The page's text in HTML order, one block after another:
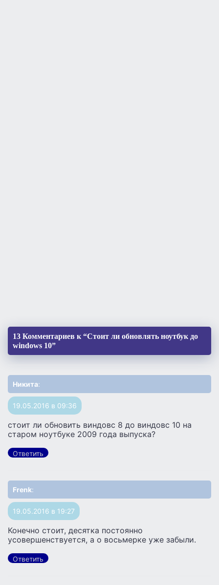
13 Комментариев к “Стоит ли обновлять ноутбук до
windows 10”
Никита:
19.05.2016 в 09:36
стоит ли обновить виндовс 8 до виндовс 10 на
старом ноутбуке 2009 года выпуска?
Ответить
Frenk:
19.05.2016 в 19:27
Конечно стоит, десятка постоянно
усовершенствуется, а о восьмерке уже забыли.
Ответить